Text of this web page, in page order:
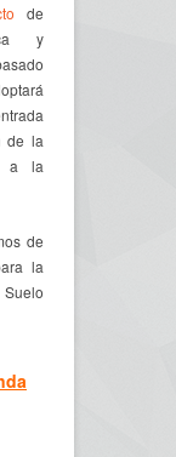
de
y
de la
a la
de
la